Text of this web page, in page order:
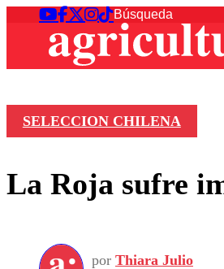
SELECCION CHILENA
La Roja sufre
por Thiara Julio